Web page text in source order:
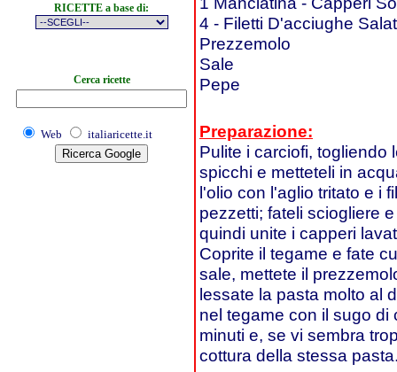
RICETTE a base di:
Cerca ricette
Web italiaricette.it
4 - Filetti D'acciughe
Prezzemolo
Sale
Pepe
Preparazione:
Pulite i carciofi, togliendo
spicchi e metteteli in
l'olio con l'aglio tritato e i
pezzetti; fateli sciogliere
quindi unite i capperi
Coprite il tegame e fate
sale, mettete il
lessate la pasta molto al
nel tegame con il sugo di
minuti e, se vi sembra
cottura della stessa